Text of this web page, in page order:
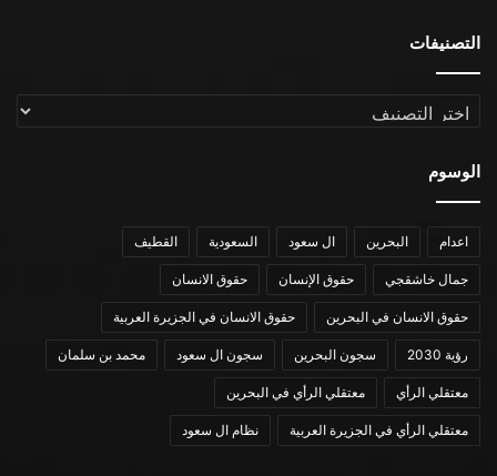
التصنيفات
التصنيفات
الوسوم
اعدام البحرين ال سعود السعودية القطيف
جمال خاشقجي حقوق الإنسان حقوق الانسان
حقوق الانسان في البحرين حقوق الانسان في الجزيرة العربية
رؤية 2030 سجون البحرين سجون ال سعود محمد بن سلمان
معتقلي الرأي معتقلي الرأي في البحرين
معتقلي الرأي في الجزيرة العربية نظام ال سعود